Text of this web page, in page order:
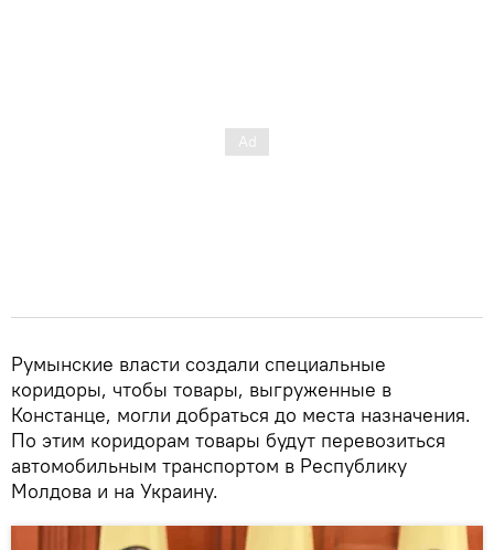
Румынские власти создали специальные
коридоры, чтобы товары, выгруженные в
Констанце, могли добраться до места назначения.
По этим коридорам товары будут перевозиться
автомобильным транспортом в Республику
Молдова и на Украину.